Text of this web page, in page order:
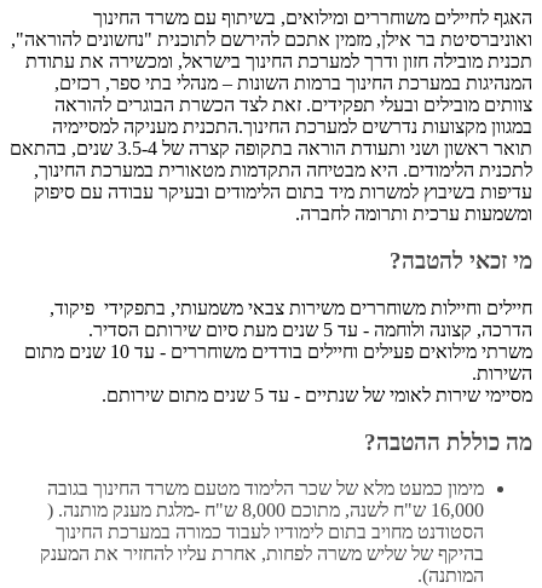
האגף לחיילים משוחררים ומילואים, בשיתוף עם משרד החינוך
ואוניברסיטת בר אילן, מזמין אתכם להירשם לתוכנית "נחשונים להוראה",
תכנית מובילה חזון ודרך למערכת החינוך בישראל, ומכשירה את עתודת
המנהיגות במערכת החינוך ברמות השונות – מנהלי בתי ספר, רכזים,
צוותים מובילים ובעלי תפקידים. זאת לצד הכשרת הבוגרים להוראה
במגוון מקצועות נדרשים למערכת החינוך.התכנית מעניקה למסיימיה
תואר ראשון ושני ותעודת הוראה בתקופה קצרה של 3.5-4 שנים, בהתאם
לתכנית הלימודים. היא מבטיחה התקדמות מטאורית במערכת החינוך,
עדיפות בשיבוץ למשרות מיד בתום הלימודים ובעיקר עבודה עם סיפוק
ומשמעות ערכית ותרומה לחברה.
מי זכאי להטבה?
חיילים וחיילות משוחררים משירות צבאי משמעותי, בתפקידי פיקוד,
הדרכה, קצונה ולוחמה - עד 5 שנים מעת סיום שירותם הסדיר.
משרתי מילואים פעילים וחיילים בודדים משוחררים - עד 10 שנים מתום
השירות.
מסיימי שירות לאומי של שנתיים - עד 5 שנים מתום שירותם.
מה כוללת ההטבה?
מימון כמעט מלא של שכר הלימוד מטעם משרד החינוך בגובה
16,000 ש"ח לשנה, מתוכם 8,000 ש"ח -מלגת מענק מותנה. (
הסטודנט מחויב בתום לימודיו לעבוד כמורה במערכת החינוך
בהיקף של שליש משרה לפחות, אחרת עליו להחזיר את המענק
המותנה).